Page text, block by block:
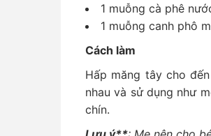
1 muỗng cà phê
1 muỗng canh phô
Cách làm
Hấp măng tây cho
nhau và sử dụng như
chín.